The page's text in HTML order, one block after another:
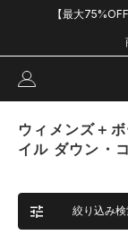
【最大
ウィメンズ＋
イル ダウン・
絞り込み検